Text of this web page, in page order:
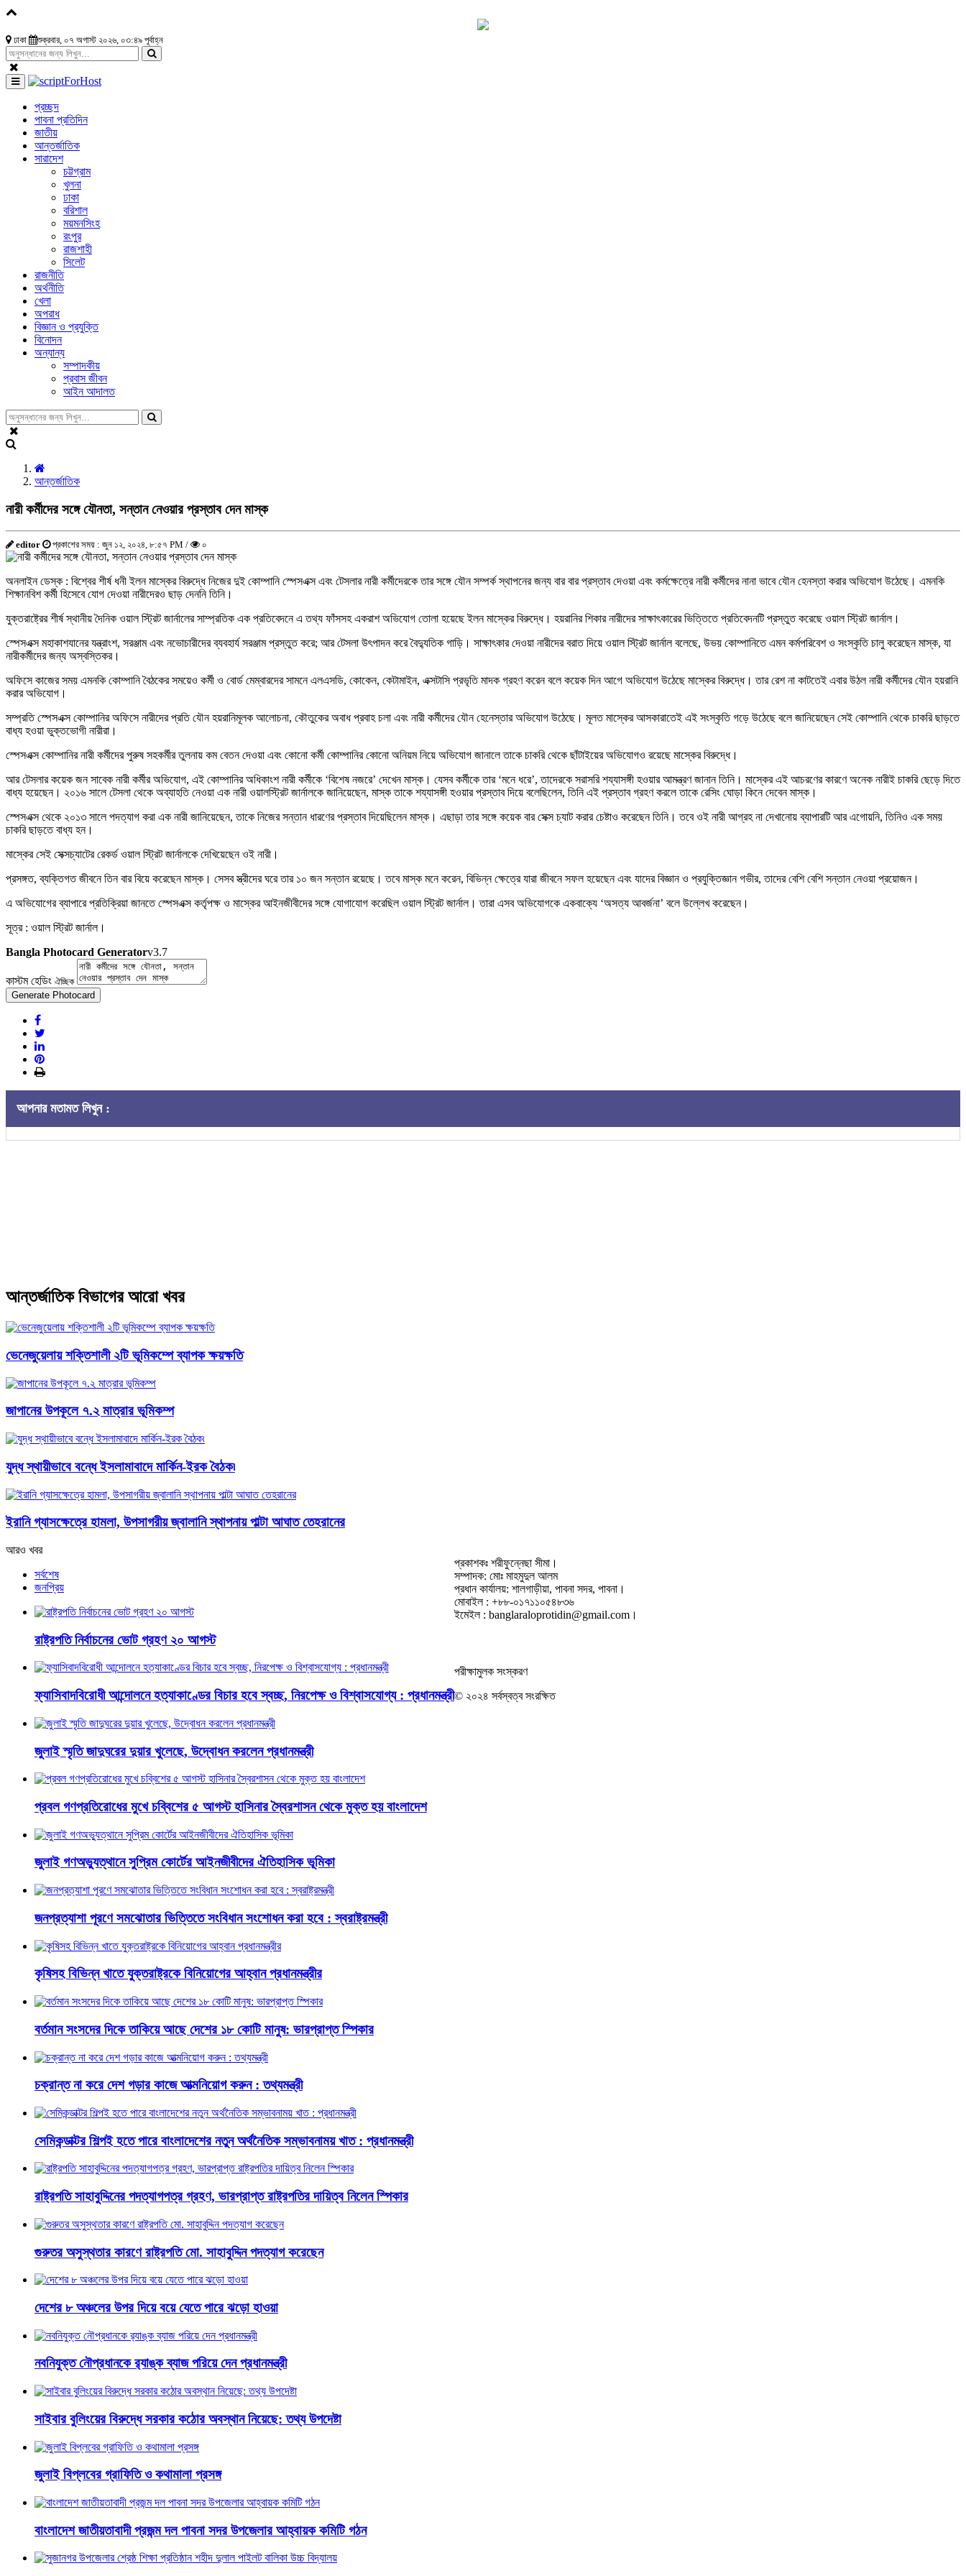
ঢাকা শুক্রবার, ০৭ অগাস্ট ২০২৬, ০৩:৪৯ পূর্বাহ্ন
প্রচ্ছদ
পাবনা প্রতিদিন
জাতীয়
আন্তর্জাতিক
সারাদেশ
চট্টগ্রাম
খুলনা
ঢাকা
বরিশাল
ময়মনসিংহ
রংপুর
রাজশাহী
সিলেট
রাজনীতি
অর্থনীতি
খেলা
অপরাধ
বিজ্ঞান ও প্রযুক্তি
বিনোদন
অন্যান্য
সম্পাদকীয়
প্রবাস জীবন
আইন আদালত
আন্তর্জাতিক
নারী কর্মীদের সঙ্গে যৌনতা, সন্তান নেওয়ার প্রস্তাব দেন মাস্ক
editor প্রকাশের সময় : জুন ১২, ২০২৪, ৮:৫৭ PM / ০
অনলাইন ডেস্ক : বিশ্বের শীর্ষ ধনী ইলন মাস্কের বিরুদ্ধে নিজের দুই কোম্পানি স্পেসএক্স এবং টেসলার নারী কর্মীদেরকে তার সঙ্গে যৌন সম্পর্ক স্থাপনের জন্য বার বার প্রস্তাব দেওয়া এবং কর্মক্ষেত্রে নারী কর্মীদের নানা ভাবে যৌন হেনস্তা করার অভিযোগ উঠেছে। এমনকি
শিক্ষানবিশ কর্মী হিসেবে যোগ দেওয়া নারীদেরও ছাড় দেননি তিনি।
যুক্তরাষ্ট্রের শীর্ষ স্থানীয় দৈনিক ওয়াল স্ট্রিট জার্নালের সাম্প্রতিক এক প্রতিবেদনে এ তথ্য ফাঁসসহ একরাশ অভিযোগ তোলা হয়েছে ইলন মাস্কের বিরুদ্ধে। হয়রানির শিকার নারীদের সাক্ষাৎকারের ভিত্তিতে প্রতিবেদনটি প্রস্তুত করেছে ওয়াল স্ট্রিট জার্নাল।
স্পেসএক্স মহাকাশযানের যন্ত্রাংশ, সরঞ্জাম এবং নভোচারীদের ব্যবহার্য সরঞ্জাম প্রস্তুত করে; আর টেসলা উৎপাদন করে বৈদ্যুতিক গাড়ি। সাক্ষাৎকার দেওয়া নারীদের বরাত দিয়ে ওয়াল স্ট্রিট জার্নাল বলেছে, উভয় কোম্পানিতে এমন কর্মপরিবেশ ও সংস্কৃতি চালু করেছেন মাস্ক, যা
নারীকর্মীদের জন্য অস্বস্তিকর।
অফিসে কাজের সময় এমনকি কোম্পানি বৈঠকের সময়েও কর্মী ও বোর্ড মেম্বারদের সামনে এলএসডি, কোকেন, কেটামাইন, এক্সটাসি প্রভৃতি মাদক গ্রহণ করেন বলে কয়েক দিন আগে অভিযোগ উঠেছে মাস্কের বিরুদ্ধে। তার রেশ না কাটতেই এবার উঠল নারী কর্মীদের যৌন হয়রানি
করার অভিযোগ।
সম্প্রতি স্পেসএক্স কোম্পানির অফিসে নারীদের প্রতি যৌন হয়রানিমূলক আলোচনা, কৌতুকের অবাধ প্রবাহ চলা এবং নারী কর্মীদের যৌন হেনেস্তার অভিযোগ উঠেছে। মূলত মাস্কের আসকারাতেই এই সংস্কৃতি গড়ে উঠেছে বলে জানিয়েছেন সেই কোম্পানি থেকে চাকরি ছাড়তে
বাধ্য হওয়া ভুক্তভোগী নারীরা।
স্পেসএক্স কোম্পানির নারী কর্মীদের পুরুষ সহকর্মীর তুলনায় কম বেতন দেওয়া এবং কোনো কর্মী কোম্পানির কোনো অনিয়ম নিয়ে অভিযোগ জানালে তাকে চাকরি থেকে ছাঁটাইয়ের অভিযোগও রয়েছে মাস্কের বিরুদ্ধে।
আর টেসলার কয়েক জন সাবেক নারী কর্মীর অভিযোগ, এই কোম্পানির অধিকাংশ নারী কর্মীকে ‘বিশেষ নজরে’ দেখেন মাস্ক। যেসব কর্মীকে তার ‘মনে ধরে’, তাদেরকে সরাসরি শয্যাসঙ্গী হওয়ার আমন্ত্রণ জানান তিনি। মাস্কের এই আচরণের কারণে অনেক নারীই চাকরি ছেড়ে দিতে
বাধ্য হয়েছেন। ২০১৬ সালে টেসলা থেকে অব্যাহতি নেওয়া এক নারী ওয়ালস্ট্রিট জার্নালকে জানিয়েছেন, মাস্ক তাকে শয্যাসঙ্গী হওয়ার প্রস্তাব দিয়ে বলেছিলেন, তিনি এই প্রস্তাব গ্রহণ করলে তাকে রেসিং ঘোড়া কিনে দেবেন মাস্ক।
স্পেসএক্স থেকে ২০১৩ সালে পদত্যাগ করা এক নারী জানিয়েছেন, তাকে নিজের সন্তান ধারণের প্রস্তাব দিয়েছিলেন মাস্ক। এছাড়া তার সঙ্গে কয়েক বার সেক্স চ্যাট করার চেষ্টাও করেছেন তিনি। তবে ওই নারী আগ্রহ না দেখানোয় ব্যাপারটি আর এগোয়নি, তিনিও এক সময়
চাকরি ছাড়তে বাধ্য হন।
মাস্কের সেই সেক্সচ্যাটের রেকর্ড ওয়াল স্ট্রিট জার্নালকে দেখিয়েছেন ওই নারী।
প্রসঙ্গত, ব্যক্তিগত জীবনে তিন বার বিয়ে করেছেন মাস্ক। সেসব স্ত্রীদের ঘরে তার ১০ জন সন্তান রয়েছে। তবে মাস্ক মনে করেন, বিভিন্ন ক্ষেত্রে যারা জীবনে সফল হয়েছেন এবং যাদের বিজ্ঞান ও প্রযুক্তিজ্ঞান গভীর, তাদের বেশি বেশি সন্তান নেওয়া প্রয়োজন।
এ অভিযোগের ব্যাপারে প্রতিক্রিয়া জানতে স্পেসএক্স কর্তৃপক্ষ ও মাস্কের আইনজীবীদের সঙ্গে যোগাযোগ করেছিল ওয়াল স্ট্রিট জার্নাল। তারা এসব অভিযোগকে একবাক্যে ‘অসত্য আবর্জনা’ বলে উল্লেখ করেছেন।
সূত্র : ওয়াল স্ট্রিট জার্নাল।
Bangla Photocard Generatorv3.7
কাস্টম হেডিং ঐচ্ছিক
Generate Photocard
আপনার মতামত লিখুন :
আন্তর্জাতিক বিভাগের আরো খবর
ভেনেজুয়েলায় শক্তিশালী ২টি ভূমিকম্পে ব্যাপক ক্ষয়ক্ষতি
জাপানের উপকূলে ৭.২ মাত্রার ভূমিকম্প
যুদ্ধ স্থায়ীভাবে বন্ধে ইসলামাবাদে মার্কিন-ইরক বৈঠক৷
ইরানি গ্যাসক্ষেত্রে হামলা, উপসাগরীয় জ্বালানি স্থাপনায় পাল্টা আঘাত তেহরানের
আরও খবর
সর্বশেষ
জনপ্রিয়
রাষ্ট্রপতি নির্বাচনের ভোট গ্রহণ ২০ আগস্ট
ফ্যাসিবাদবিরোধী আন্দোলনে হত্যাকাণ্ডের বিচার হবে স্বচ্ছ, নিরপেক্ষ ও বিশ্বাসযোগ্য : প্রধানমন্ত্রী
জুলাই স্মৃতি জাদুঘরের দুয়ার খুলেছে, উদ্বোধন করলেন প্রধানমন্ত্রী
প্রবল গণপ্রতিরোধের মুখে চব্বিশের ৫ আগস্ট হাসিনার স্বৈরশাসন থেকে মুক্ত হয় বাংলাদেশ
জুলাই গণঅভ্যুত্থানে সুপ্রিম কোর্টের আইনজীবীদের ঐতিহাসিক ভূমিকা
জনপ্রত্যাশা পূরণে সমঝোতার ভিত্তিতে সংবিধান সংশোধন করা হবে : স্বরাষ্ট্রমন্ত্রী
কৃষিসহ বিভিন্ন খাতে যুক্তরাষ্ট্রকে বিনিয়োগের আহ্বান প্রধানমন্ত্রীর
বর্তমান সংসদের দিকে তাকিয়ে আছে দেশের ১৮ কোটি মানুষ: ভারপ্রাপ্ত স্পিকার
চক্রান্ত না করে দেশ গড়ার কাজে আত্মনিয়োগ করুন : তথ্যমন্ত্রী
সেমিকন্ডাক্টর শিল্পই হতে পারে বাংলাদেশের নতুন অর্থনৈতিক সম্ভাবনাময় খাত : প্রধানমন্ত্রী
রাষ্ট্রপতি সাহাবুদ্দিনের পদত্যাগপত্র গ্রহণ, ভারপ্রাপ্ত রাষ্ট্রপতির দায়িত্ব নিলেন স্পিকার
গুরুতর অসুস্থতার কারণে রাষ্ট্রপতি মো. সাহাবুদ্দিন পদত্যাগ করেছেন
দেশের ৮ অঞ্চলের উপর দিয়ে বয়ে যেতে পারে ঝড়ো হাওয়া
নবনিযুক্ত নৌপ্রধানকে র‌্যাঙ্ক ব্যাজ পরিয়ে দেন প্রধানমন্ত্রী
সাইবার বুলিংয়ের বিরুদ্ধে সরকার কঠোর অবস্থান নিয়েছে: তথ্য উপদেষ্টা
জুলাই বিপ্লবের গ্রাফিতি ও কথামালা প্রসঙ্গ
বাংলাদেশ জাতীয়তাবাদী প্রজন্ম দল পাবনা সদর উপজেলার আহ্বায়ক কমিটি গঠন
প্রকাশকঃ শরীফুন্নেছা সীমা।
সম্পাদক: মোঃ মাহমুদুল আলম
প্রধান কার্যালয়: শালগাড়ীয়া, পাবনা সদর, পাবনা।
মোবাইল : +৮৮-০১৭১১০৫৪৮৩৬
ইমেইল : banglaraloprotidin@gmail.com।
পরীক্ষামুলক সংস্করণ
© ২০২৪ সর্বস্বত্ব সংরক্ষিত